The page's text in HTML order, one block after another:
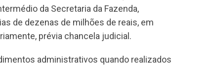
da Secretaria da Fazenda,
de dezenas de milhões de reais, em
prévia chancela judicial.
administrativos quando realizados